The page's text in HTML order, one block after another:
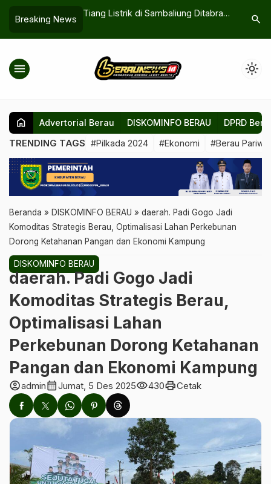
Breaking News
Indonesia
Tiang Listrik di Sambaliung Ditabrak
Akses Jalan dan Internet
Tak
Petugas
search
menu light_mode
home Advertorial Berau DISKOMINFO BERAU DPRD
TRENDING TAGS #Pilkada 2024 #Ekonomi #Berau
Beranda » DISKOMINFO BERAU » daerah. Padi Gogo Jadi
Komoditas Strategis Berau, Optimalisasi Lahan Perkebunan
Dorong Ketahanan Pangan dan Ekonomi Kampung
DISKOMINFO BERAU
daerah. Padi Gogo Jadi
Komoditas Strategis Berau,
Optimalisasi Lahan
Perkebunan Dorong Ketahanan
Pangan dan Ekonomi Kampung
account_circleadmincalendar_monthJumat, 5 Des 2025visibility430printCetak